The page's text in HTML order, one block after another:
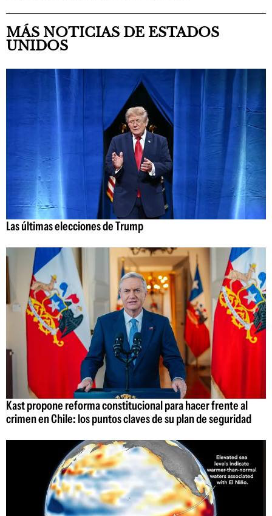
MÁS NOTICIAS DE ESTADOS
UNIDOS
Las últimas elecciones de Trump
Kast propone reforma constitucional para hacer frente al
crimen en Chile: los puntos claves de su plan de seguridad